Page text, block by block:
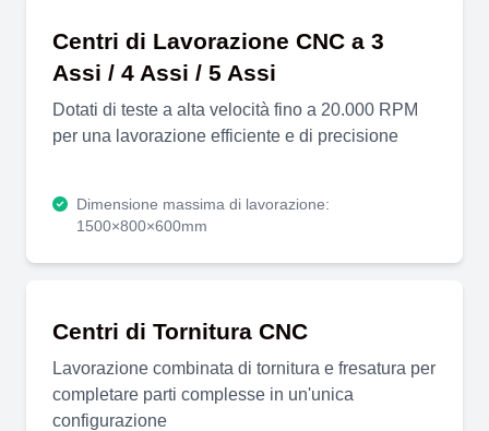
Centri di Lavorazione CNC a 3
Assi / 4 Assi / 5 Assi
Dotati di teste a alta velocità fino a 20.000 RPM
per una lavorazione efficiente e di precisione
Dimensione massima di lavorazione:
1500×800×600mm
Centri di Tornitura CNC
Lavorazione combinata di tornitura e fresatura per
completare parti complesse in un'unica
configurazione